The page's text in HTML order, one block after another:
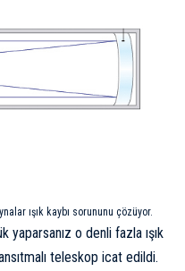
ışık kaybı sorununu çözüyor.
o denli fazla ışık
teleskop icat edildi.